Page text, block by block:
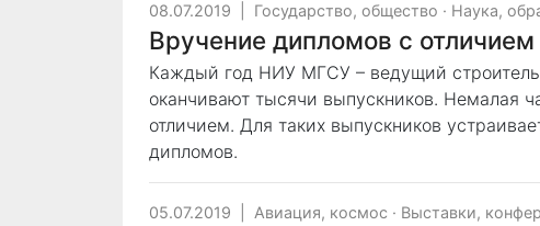
08.07.2019 Государство, общество · Наука,
Вручение дипломов с
Каждый год НИУ МГСУ – ведущий
оканчивают тысячи выпускников. Немалая
отличием. Для таких выпускников
дипломов.
05.07.2019 Авиация, космос · Выставки,